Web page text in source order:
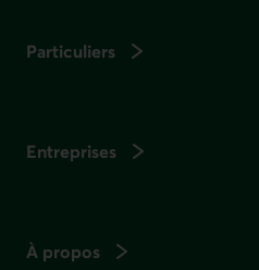
Particuliers
Entreprises
À propos